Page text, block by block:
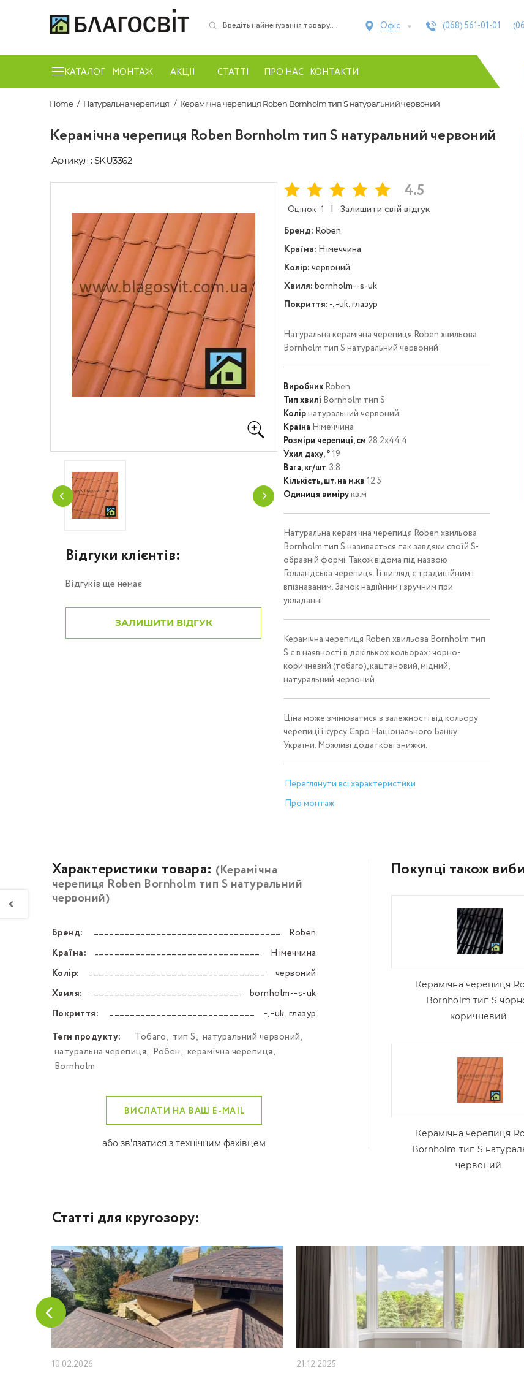
Офіс (068) 561-01-01
КАТАЛОГ МОНТАЖ АКЦІЇ СТАТТІ ПРО НАС КОНТАКТИ
Home Натуральна черепиця Керамічна черепиця Roben Bornholm тип S натуральний червоний
Керамічна черепиця Roben Bornholm тип S натуральний червоний
Артикул : SKU3362
Відгуки клієнтів:
Відгуків ще немає
ЗАЛИШИТИ ВІДГУК
4.5
Оцінок: 1 | Залишити свій відгук
Бренд: Roben
Країна: Німеччина
Колір:червоний
Хвиля:bornholm--s-uk
Покриття:-, -uk, глазур
Натуральна керамічна черепиця Roben хвильова
Bornholm тип S натуральний червоний
ВиробникRoben
Тип хвилі Bornholm тип S
Колірнатуральний червоний
Країна Німеччина
Розміри черепиці, см 28.2х44.4
Ухил даху, °19
Вага, кг/шт. 3.8
Кількість, шт. на м.кв 12.5
Одиниця вимірукв.м
Натуральна керамічна черепиця Roben хвильова
Bornholm тип S називається так завдяки своїй S-
образній формі. Також відома під назвою
Голландська черепиця. Її вигляд є традиційним і
впізнаваним. Замок надійним і зручним при
укладанні.
Керамічна черепиця Roben хвильова Bornholm тип
S є в наявності в декількох кольорах: чорно-
коричневий (тобаго), каштановий, мідний,
натуральний червоний.
Ціна може змінюватися в залежності від кольору
черепиці і курсу Євро Національного Банку
України. Можливі додаткові знижки.
Переглянути всі характеристики
Про монтаж
Характеристики товара: (Керамічна
черепиця Roben Bornholm тип S натуральний
червоний)
Бренд:
–––––––––––––––––––––––––––––––––––––––––––––
Roben
Країна:
–––––––––––––––––––––––––––––––––––––––––––––Німеччина
Колір:
–––––––––––––––––––––––––––––––––––––––––––––червоний
Хвиля:
–––––––––––––––––––––––––––––––––––––––––––––
bornholm--s-uk
Покриття:
–––––––––––––––––––––––––––––––––––––––––––––-, -uk, глазур
Теги продукту:
Тобаго, тип S, натуральний червоний,
натуральна черепиця, Робен, керамічна черепиця,
Bornholm
ВИСЛАТИ НА ВАШ E-MAIL
або зв'язатися з технічним фахівцем
Покупці також
Керамічна черепиця
Bornholm тип S
коричневий
Керамічна черепиця
Bornholm тип S
червоний
Статті для кругозору:
10.02.2026 21.12.2025